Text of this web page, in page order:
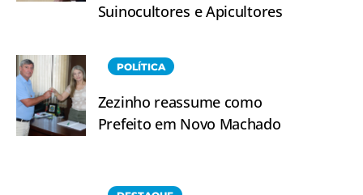
Suinocultores e Apicultores
POLÍTICA
Zezinho reassume como
Prefeito em Novo Machado